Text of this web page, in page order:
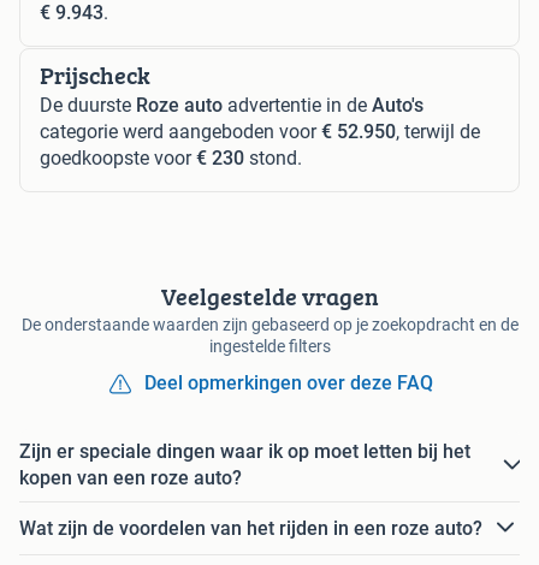
€ 9.943.
Prijscheck
De duurste Roze auto advertentie in de Auto's
categorie werd aangeboden voor€ 52.950, terwijl de
goedkoopste voor€ 230 stond.
Veelgestelde vragen
De onderstaande waarden zijn gebaseerd op je zoekopdracht en de
ingestelde filters
Deel opmerkingen over deze FAQ
Zijn er speciale dingen waar ik op moet letten bij het
kopen van een roze auto?
Wat zijn de voordelen van het rijden in een roze auto?